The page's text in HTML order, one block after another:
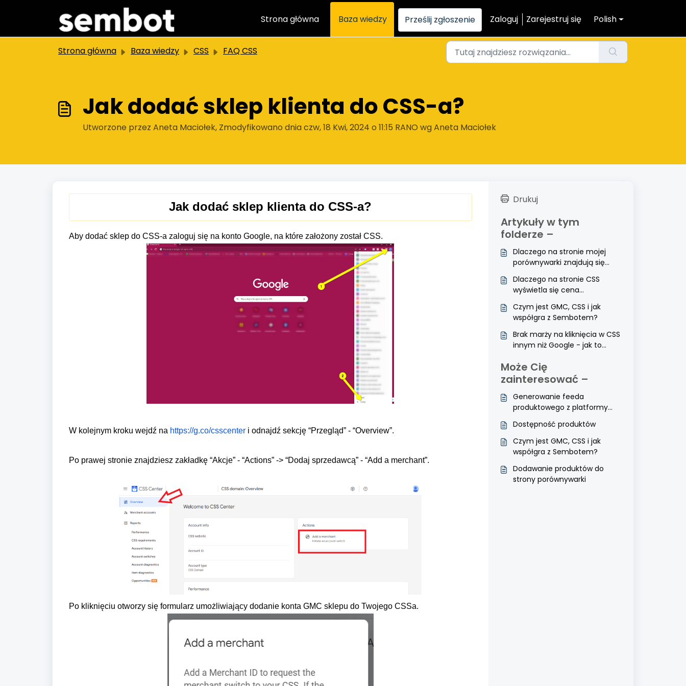
Przejdź do głównej treści
Strona główna
Baza wiedzy Prześlij zgłoszenie Zaloguj Zarejestruj się Polish
Strona główna Baza wiedzy CSS FAQ CSS
Jak dodać sklep klienta do CSS-a?
Utworzone przez Aneta Maciołek, Zmodyfikowano dnia czw, 18 Kwi, 2024 o 11:15 RANO wg Aneta Maciołek
Jak dodać sklep klienta do CSS-a?
Aby dodać sklep do CSS-a zaloguj się na konto Google, na które założony został CSS.
W kolejnym kroku wejdź na https://g.co/csscenter i odnajdź sekcję “Przegląd” - “Overview”.
Po prawej stronie znajdziesz zakładkę “Akcje” - “Actions” -> “Dodaj sprzedawcą” - “Add a merchant”.
Po kliknięciu otworzy się formularz umożliwiający dodanie konta GMC sklepu do Twojego CSSa.
Drukuj
Artykuły w tym
folderze –
Dlaczego na stronie mojej
porównywarki znajdują się
sprzedawców?
Dlaczego na stronie CSS
wyświetla się cena
Czym jest GMC, CSS i jak
współgra z Sembotem?
Brak marży na kliknięcia w CSS
innym niż Google - jak to
Może Cię
zainteresować –
Generowanie feeda
produktowego z platformy
Dostępność produktów
Czym jest GMC, CSS i jak
współgra z Sembotem?
Dodawanie produktów do
strony porównywarki